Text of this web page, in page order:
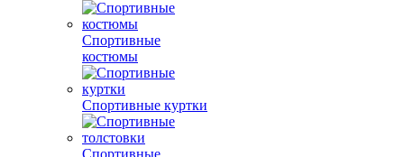
Спортивные
костюмы
Спортивные куртки
Спортивные